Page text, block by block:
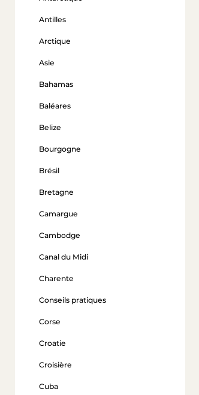
Antilles
Arctique
Asie
Bahamas
Baléares
Belize
Bourgogne
Brésil
Bretagne
Camargue
Cambodge
Canal du Midi
Charente
Conseils pratiques
Corse
Croatie
Croisière
Cuba